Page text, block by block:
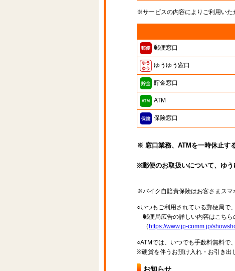
※サービスの内容によりご利用いた
郵便窓口
ゆうゆう窓口
貯金窓口
ATM
保険窓口
※ 窓口業務、ATMを一時休止す
※郵便のお取扱いについて、ゆう
※バイク自賠責保険はお客さまスマ
○いつもご利用されている郵便局で
郵便局広告の詳しい内容はこちら
（ https://www.jp-comm.jp/
○ATMでは、いつでも手数料無料で
※硬貨を伴うお預け入れ・お引き出
お知らせ